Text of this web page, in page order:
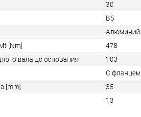
30
B5
Алюминий
[Nm]
478
вала до основания
103
С фланцем
[mm]
35
13